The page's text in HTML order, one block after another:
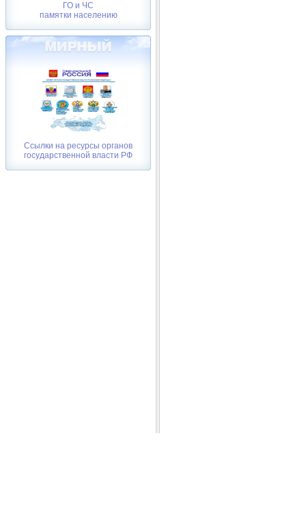
ГО и ЧС
памятки населению
Ссылки на ресурсы органов
государственной власти РФ